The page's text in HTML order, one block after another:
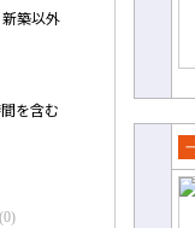
新築以外
を含む
(0)
て